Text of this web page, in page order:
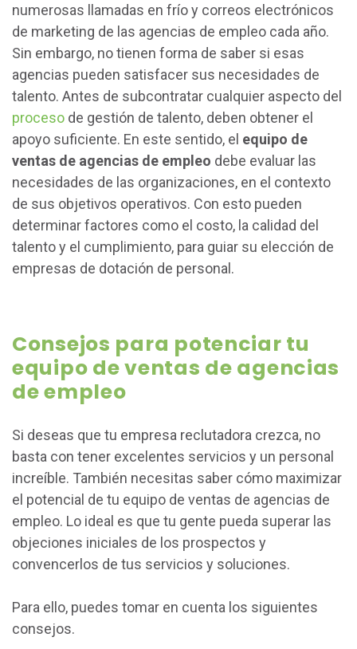
numerosas llamadas en frío y correos electrónicos
de marketing de las agencias de empleo cada año.
Sin embargo, no tienen forma de saber si esas
agencias pueden satisfacer sus necesidades de
talento. Antes de subcontratar cualquier aspecto del
proceso de gestión de talento, deben obtener el
apoyo suficiente. En este sentido, el equipo de
ventas de agencias de empleo debe evaluar las
necesidades de las organizaciones, en el contexto
de sus objetivos operativos. Con esto pueden
determinar factores como el costo, la calidad del
talento y el cumplimiento, para guiar su elección de
empresas de dotación de personal.
Consejos para potenciar tu
equipo de ventas de agencias
de empleo
Si deseas que tu empresa reclutadora crezca, no
basta con tener excelentes servicios y un personal
increíble. También necesitas saber cómo maximizar
el potencial de tu equipo de ventas de agencias de
empleo. Lo ideal es que tu gente pueda superar las
objeciones iniciales de los prospectos y
convencerlos de tus servicios y soluciones.
Para ello, puedes tomar en cuenta los siguientes
consejos.